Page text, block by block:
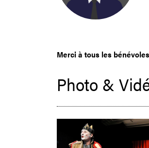
Merci à tous les
Photo &